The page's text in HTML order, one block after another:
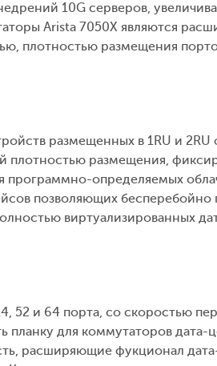
10G серверов,
Arista 7050X являются
плотностью размещения
размещенных в 1RU и
плотностью размещения,
определяемых
позволяющих бесперебойно
виртуализированных
52 и 64 порта, со скоростью
для коммутаторов дата-
расширяющие фукционал